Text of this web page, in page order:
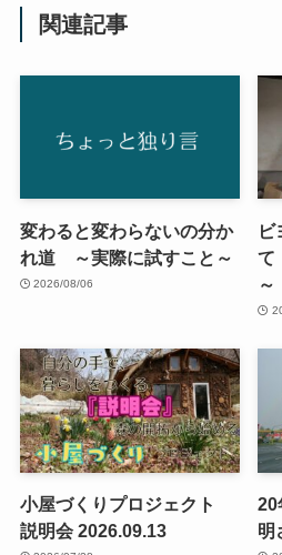
関連記事
変わると変わらないの分か
れ道 ～実際に試すこと～
2026/08/06
ビ
て
小屋づくりプロジェクト
説明会 2026.09.13
20
明